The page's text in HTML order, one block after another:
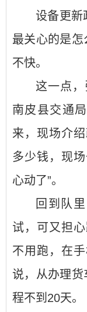
设备更新
最关心的是
不快。
这一点
南皮县交通
来，现场介
多少钱，现
心动了”。
回到队
试，可又担
不用跑，在
说，从办理
程不到20天。